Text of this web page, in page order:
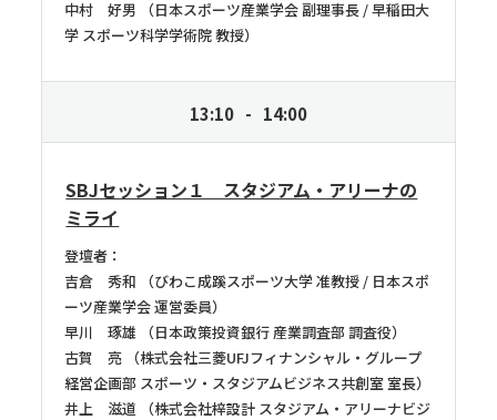
中村 好男
日本スポーツ産業学会 副理事長 / 早稲田大
学 スポーツ科学学術院 教授
13:10 14:00
SBJセッション１ スタジアム・アリーナの
ミライ
登壇者：
吉倉 秀和
びわこ成蹊スポーツ大学 准教授 / 日本スポ
ーツ産業学会 運営委員
早川 琢雄
日本政策投資銀行 産業調査部 調査役
古賀 亮
株式会社三菱UFJフィナンシャル・グループ
経営企画部 スポーツ・スタジアムビジネス共創室 室長
井上 滋道
株式会社梓設計 スタジアム・アリーナビジ